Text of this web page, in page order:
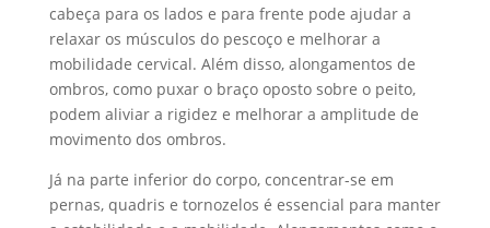
cabeça para os lados e para frente pode ajudar a
relaxar os músculos do pescoço e melhorar a
mobilidade cervical. Além disso, alongamentos de
ombros, como puxar o braço oposto sobre o peito,
podem aliviar a rigidez e melhorar a amplitude de
movimento dos ombros.
Já na parte inferior do corpo, concentrar-se em
pernas, quadris e tornozelos é essencial para manter